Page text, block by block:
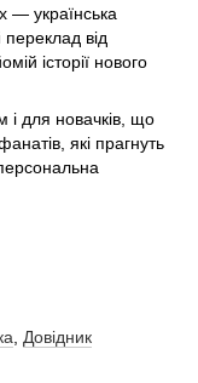
— українська
від
історії нового
і для новачків, що
які прагнуть
Довідник